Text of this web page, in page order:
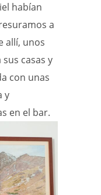
habían
a
allí, unos
casas y
con unas
y
en el bar.